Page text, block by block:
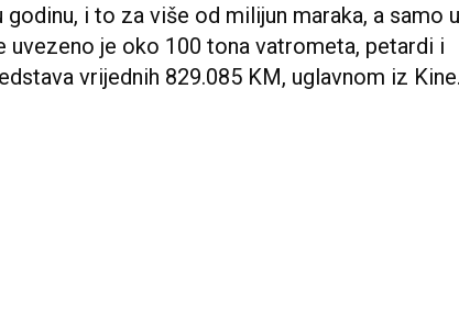
godinu, i to za više od milijun maraka, a samo u
uvezeno je oko 100 tona vatrometa, petardi i
vrijednih 829.085 KM, uglavnom iz Kine.